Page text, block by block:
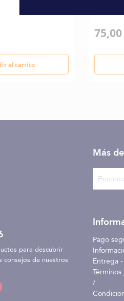
al carrito
para descubrir
consejos de nuestros
Más
Pago
Entrega
/